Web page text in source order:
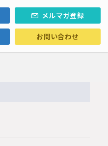
メルマガ登録
お問い合わせ